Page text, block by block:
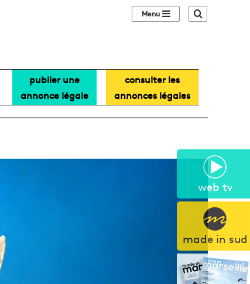
web tv
made in sud
Sidebar (barre
publier une
annonce légale
consulter les
annonces légales